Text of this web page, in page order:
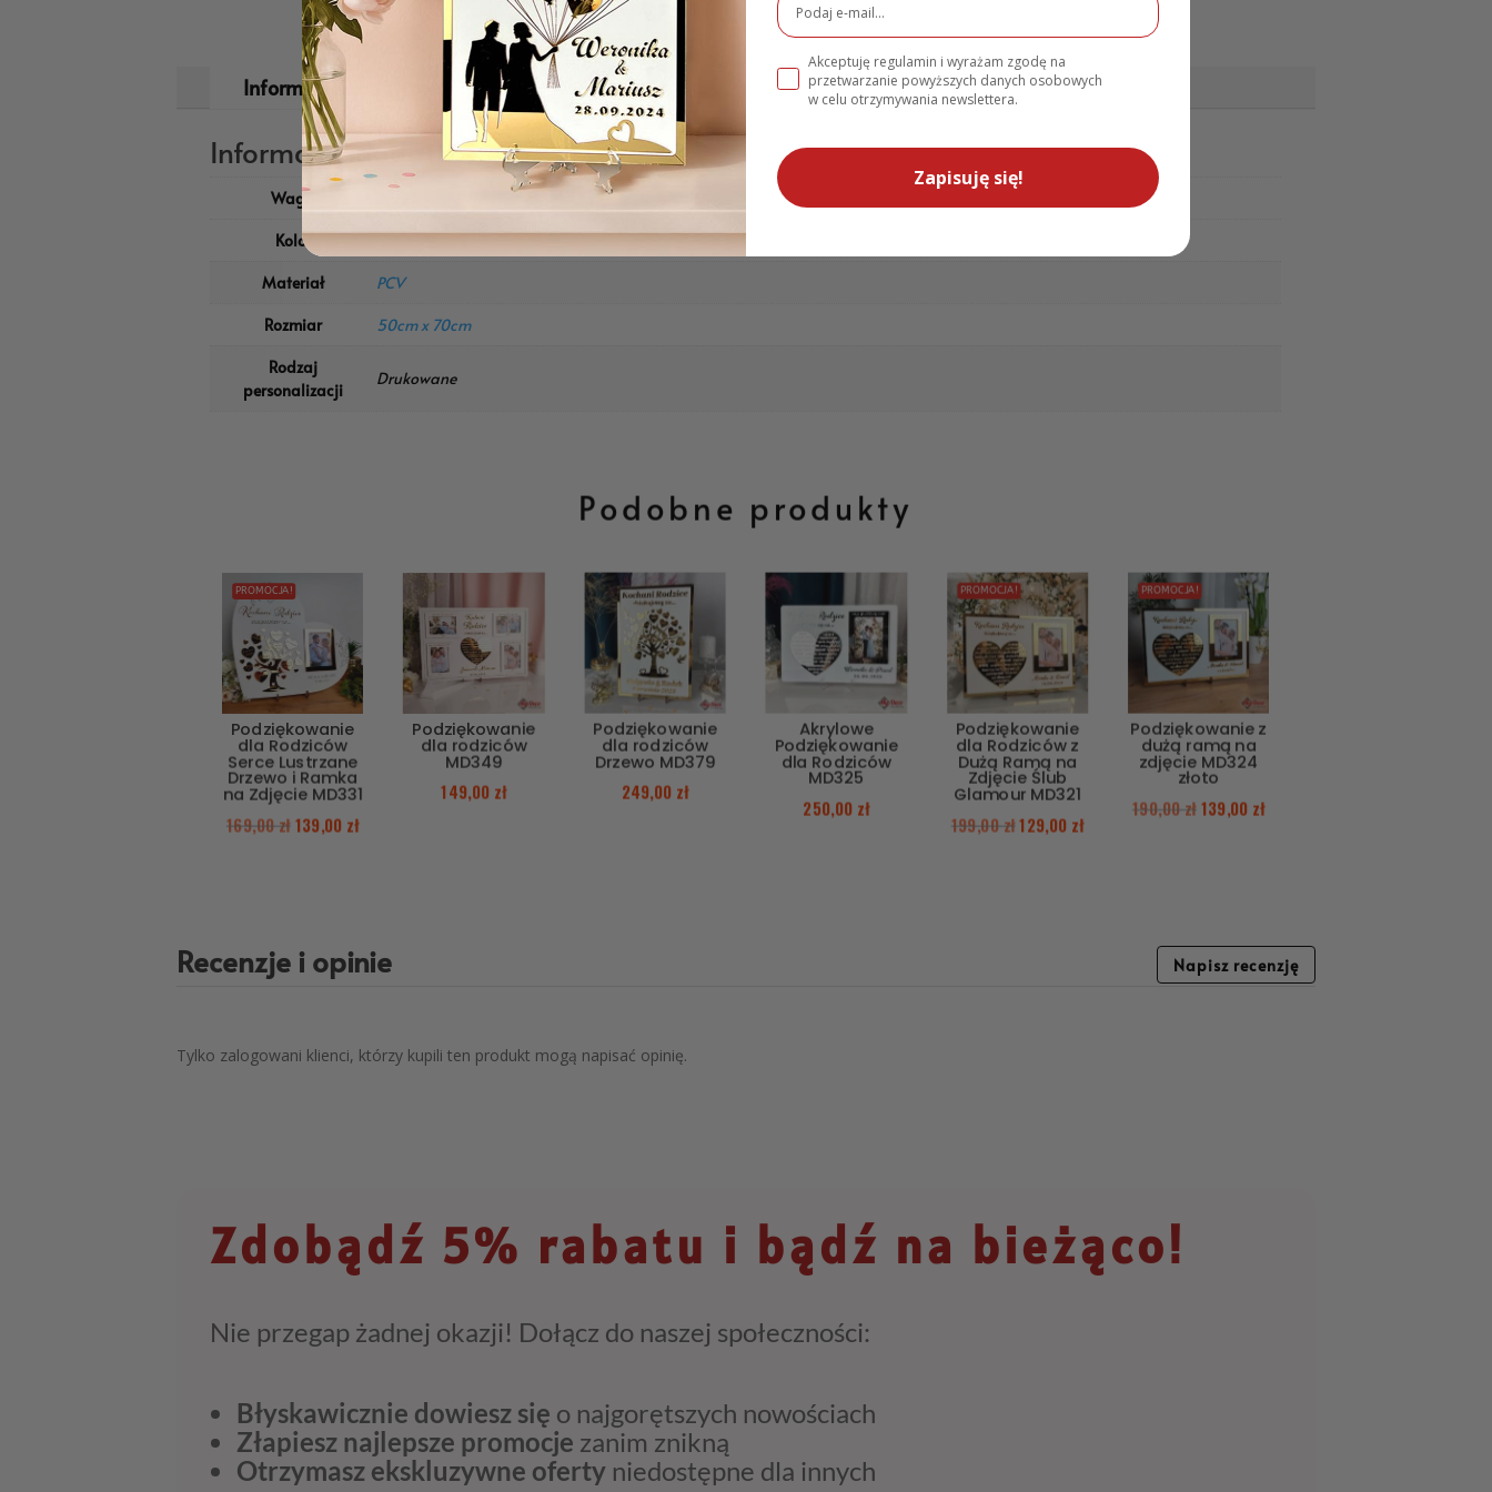
dodaje klasy. Taduża tablica urodzinowa dla gościłatwo dopasowuje się do innych dekoracji. Jest praktyczna i piękna. Goście chętnie zrobią przy
Nadruk na PCV sprawia, że złoto lśni. Jeśli szukasz trwałej i olśniewającej
jest dla Ciebie. Wybierz jakość z my-deco.pl.
Kod Produktu: Tablica Powitalna na 18 Urodziny z Imieniem Plakat na Ściankę MD1746
Informacje dodatkowe
Informacje dodatkowe
Waga
Kolor
Czarny
Materiał
PCV
Rozmiar
50cm x 70cm
Rodzaj
personalizacji
Drukowane
Podobne produkty
PROMOCJA!
Podziękowanie
dla Rodziców
Serce Lustrzane
Drzewo i Ramka
na Zdjęcie MD331
169,00zł139,00 zł
Podziękowanie
dla rodziców
MD349
149,00 zł
Podziękowanie
dla rodziców
Drzewo MD379
249,00 zł
Akrylowe
Podziękowanie
dla Rodziców
MD325
250,00 zł
PROMOCJA!
Podziękowanie
dla Rodziców z
Dużą Ramą na
Zdjęcie Ślub
Glamour MD321
199,00zł129,00 zł
PROMOCJA!
Podziękowanie z
dużą ramą na
zdjęcie MD324
złoto
190,00 zł139,00 zł
Recenzje i opinie Napisz recenzję
Tylko zalogowani klienci, którzy kupili ten produkt mogą napisać opinię.
Zdobądź 5% rabatu i bądź na bieżąco!
Nie przegap żadnej okazji! Dołącz do naszej społeczności:
Błyskawicznie dowiesz się o najgorętszych nowościach
Złapiesz najlepsze promocje zanim znikną
Otrzymasz ekskluzywne oferty niedostępne dla innych
Akceptuję regulamin i wyrażam zgodę na
przetwarzanie powyższych danych osobowych
w celu otrzymywania newslettera.
Zapisuję się!